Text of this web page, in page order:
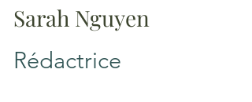
Sarah Nguyen
Rédactrice